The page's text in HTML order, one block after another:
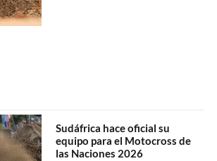
Sudáfrica hace oficial su
equipo para el Motocross de
las Naciones 2026